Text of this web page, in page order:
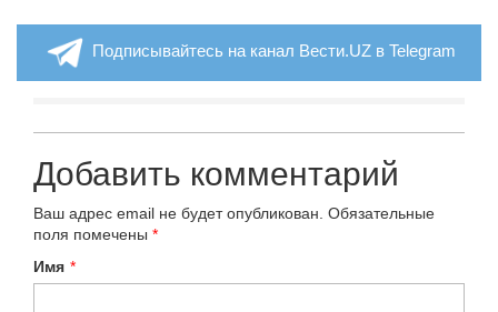
Подписывайтесь на канал Вести.UZ в Telegram
Добавить комментарий
Ваш адрес email не будет опубликован. Обязательные
поля помечены *
Имя *